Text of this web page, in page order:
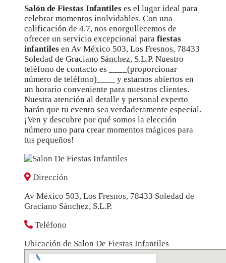
Salón de Fiestas Infantiles es el lugar ideal para
celebrar momentos inolvidables. Con una
calificación de 4.7, nos enorgullecemos de
ofrecer un servicio excepcional para fiestas
infantiles en Av México 503, Los Fresnos, 78433
Soledad de Graciano Sánchez, S.L.P. Nuestro
teléfono de contacto es ____(proporcionar
número de teléfono)____ y estamos abiertos en
un horario conveniente para nuestros clientes.
Nuestra atención al detalle y personal experto
harán que tu evento sea verdaderamente especial.
¡Ven y descubre por qué somos la elección
número uno para crear momentos mágicos para
tus pequeños!
Dirección
Av México 503, Los Fresnos, 78433 Soledad de
Graciano Sánchez, S.L.P.
Teléfono
Ubicación de Salon De Fiestas Infantiles